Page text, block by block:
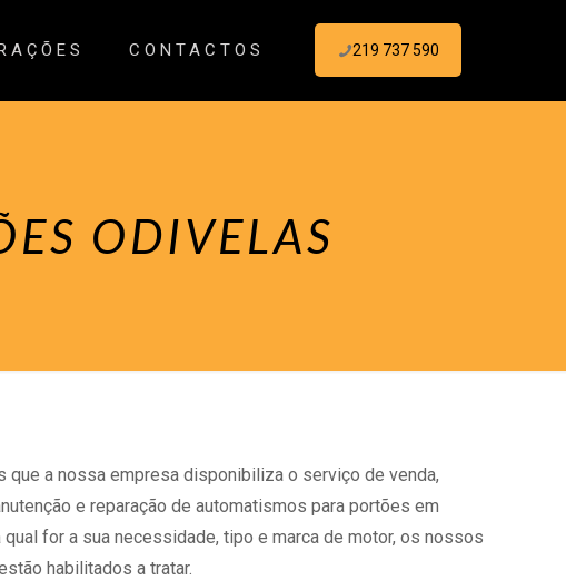
CONTACTOS 219 737 590
ODIVELAS
que a nossa empresa disponibiliza o serviço de venda,
e reparação de automatismos para portões em
qual for a sua necessidade, tipo e marca de motor, os nossos
habilitados a tratar.